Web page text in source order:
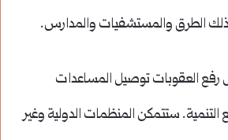
الطرق والمستشفيات والمدارس.
العقوبات توصيل المساعدات
التنمية. ستتمكن المنظمات الدولية وغير